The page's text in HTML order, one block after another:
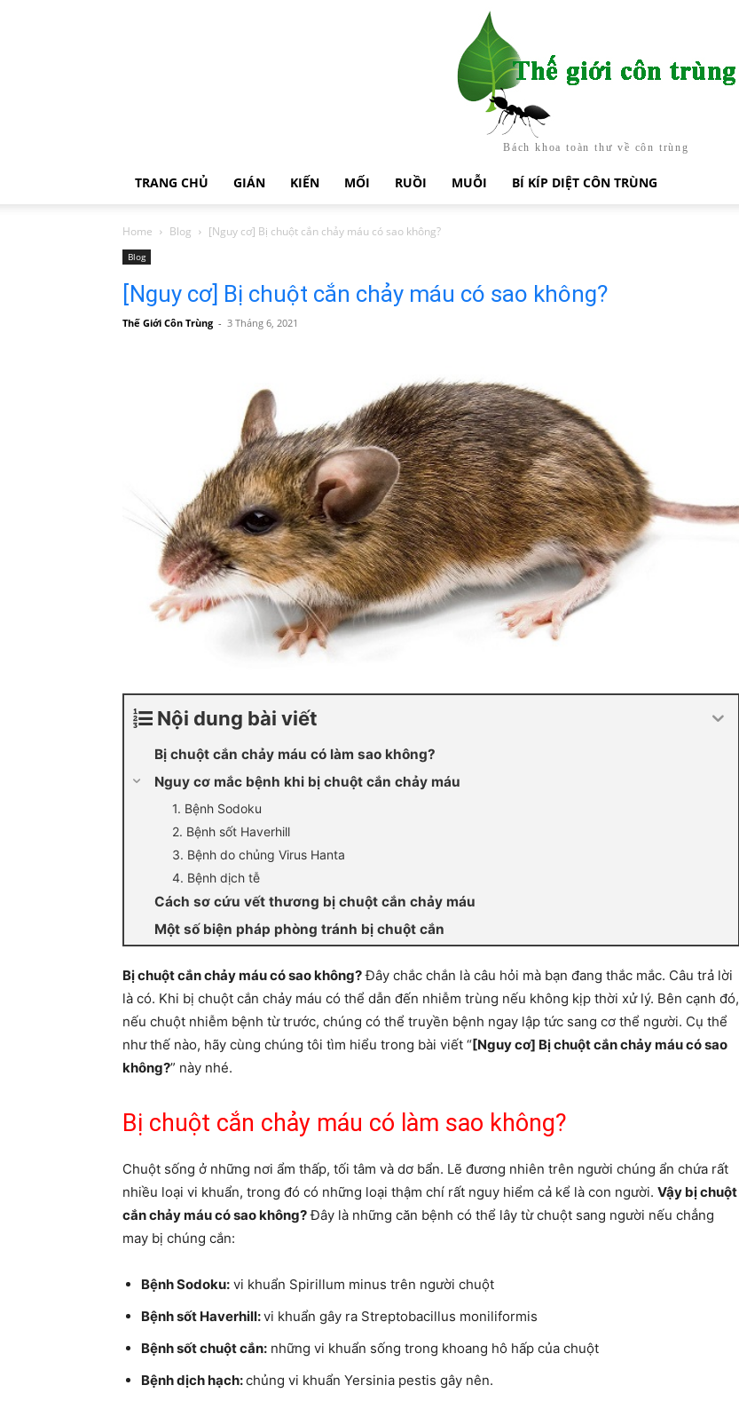
Bách khoa toàn thư về côn trùng
TRANG CHỦ GIÁN KIẾN MỐI RUỒI MUỖI BÍ KÍP DIỆT CÔN TRÙNG
Home Blog [Nguy cơ] Bị chuột cắn chảy máu có sao không?
Blog
[Nguy cơ] Bị chuột cắn chảy máu có sao không?
Thế Giới Côn Trùng - 3 Tháng 6, 2021
Nội dung bài viết
Bị chuột cắn chảy máu có làm sao không?
Nguy cơ mắc bệnh khi bị chuột cắn chảy máu
1. Bệnh Sodoku
2. Bệnh sốt Haverhill
3. Bệnh do chủng Virus Hanta
4. Bệnh dịch tễ
Cách sơ cứu vết thương bị chuột cắn chảy máu
Một số biện pháp phòng tránh bị chuột cắn
Bị chuột cắn chảy máu có sao không?Đây chắc chắn là câu hỏi mà bạn đang thắc mắc. Câu trả lời
là có. Khi bị chuột cắn chảy máu có thể dẫn đến nhiễm trùng nếu không kịp thời xử lý. Bên cạnh đó,
nếu chuột nhiễm bệnh từ trước, chúng có thể truyền bệnh ngay lập tức sang cơ thể người. Cụ thể
như thế nào, hãy cùng chúng tôi tìm hiểu trong bài viết “[Nguy cơ] Bị chuột cắn chảy máu có sao
không?” này nhé.
Bị chuột cắn chảy máu có làm sao không?
Chuột sống ở những nơi ẩm thấp, tối tâm và dơ bẩn. Lẽ đương nhiên trên người chúng ẩn chứa rất
nhiều loại vi khuẩn, trong đó có những loại thậm chí rất nguy hiểm cả kể là con người. Vậy bị chuột
cắn chảy máu có sao không?Đây là những căn bệnh có thể lây từ chuột sang người nếu chẳng
may bị chúng cắn:
Bệnh Sodoku: vi khuẩn Spirillum minus trên người chuột
Bệnh sốt Haverhill:vi khuẩn gây ra Streptobacillus moniliformis
Bệnh sốt chuột cắn: những vi khuẩn sống trong khoang hô hấp của chuột
Bệnh dịch hạch:chủng vi khuẩn Yersinia pestis gây nên.